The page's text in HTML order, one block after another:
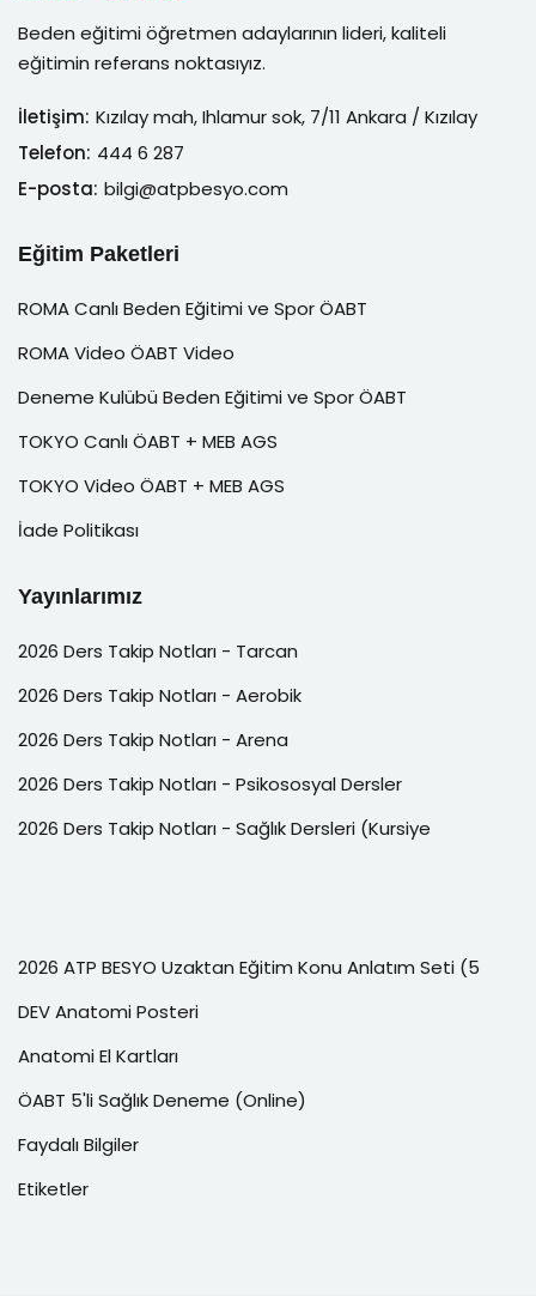
Beden eğitimi öğretmen adaylarının lideri, kaliteli
eğitimin referans noktasıyız.
İletişim: Kızılay mah, Ihlamur sok, 7/11 Ankara / Kızılay
Telefon: 444 6 287
E-posta: bilgi@atpbesyo.com
Eğitim Paketleri
ROMA Canlı Beden Eğitimi ve Spor ÖABT
ROMA Video ÖABT Video
Deneme Kulübü Beden Eğitimi ve Spor ÖABT
TOKYO Canlı ÖABT + MEB AGS
TOKYO Video ÖABT + MEB AGS
İade Politikası
Yayınlarımız
2026 Ders Takip Notları - Tarcan
2026 Ders Takip Notları - Aerobik
2026 Ders Takip Notları - Arena
2026 Ders Takip Notları - Psikososyal Dersler
2026 Ders Takip Notları - Sağlık Dersleri (Kursiye
2026 ATP BESYO Uzaktan Eğitim Konu Anlatım Seti (5
DEV Anatomi Posteri
Anatomi El Kartları
ÖABT 5'li Sağlık Deneme (Online)
Faydalı Bilgiler
Etiketler